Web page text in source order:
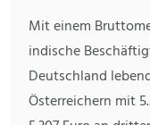
Mit einem
indische
Deutschland
Österreichern mit